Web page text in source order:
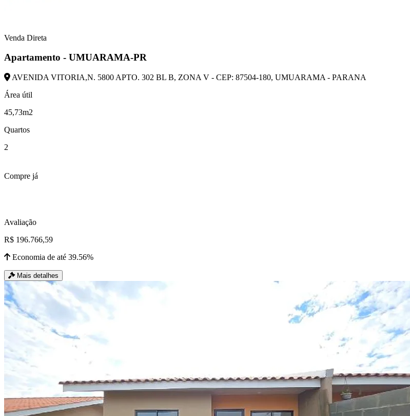
Venda Direta
Apartamento - UMUARAMA-PR
AVENIDA VITORIA,N. 5800 APTO. 302 BL B, ZONA V - CEP: 87504-180, UMUARAMA - PARANA
Área útil
45,73m2
Quartos
2
Compre já
Avaliação
R$ 196.766,59
Economia de até 39.56%
Mais detalhes